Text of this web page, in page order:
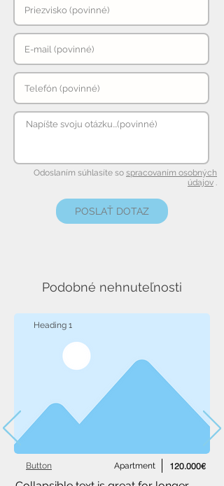
Odoslaním súhlasíte so spracovaním osobných
údajov .
POSLAŤ DOTAZ
Podobné nehnuteľnosti
Heading 1
Apartment
Button 120.000€